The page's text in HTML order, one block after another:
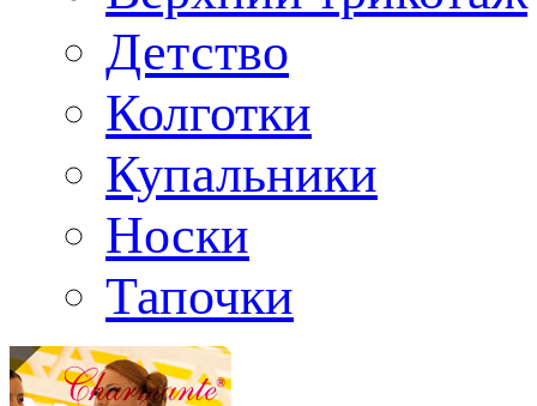
Детство
Колготки
Купальники
Носки
Тапочки